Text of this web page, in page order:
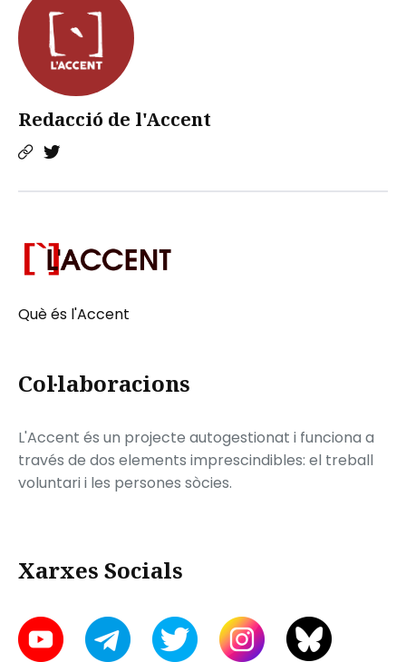
Redacció de l'Accent
Què és l'Accent
Col·laboracions
L'Accent és un projecte autogestionat i funciona a
través de dos elements imprescindibles: el treball
voluntari i les persones sòcies.
Xarxes Socials